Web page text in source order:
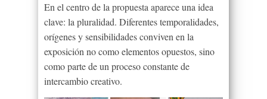
En el centro de la propuesta aparece una idea
clave: la pluralidad. Diferentes temporalidades,
orígenes y sensibilidades conviven en la
exposición no como elementos opuestos, sino
como parte de un proceso constante de
intercambio creativo.